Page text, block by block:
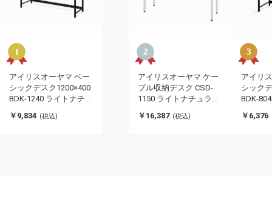
アイリスオーヤマ ベー
シックデスク1200×400
BDK-1240 ライトナチュ
OHYAMA(代引不可)
￥9,834 (税込)
アイリスオーヤマ ケー
ブル収納デスク CSD-
1150 ライトナチュラ
OHYAMA(代引不可)
￥16,387 (税込)
アイリ
シック
BDK-
引不可)
￥6,376